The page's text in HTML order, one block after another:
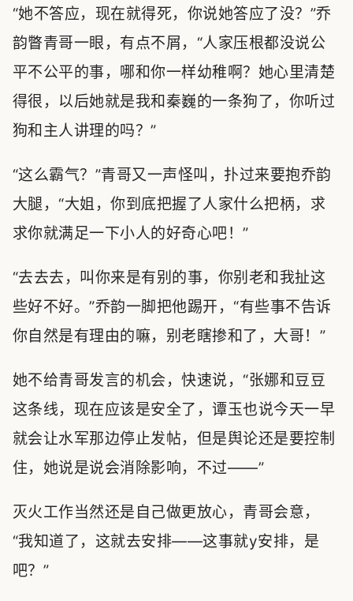
“她不答应，现在就得死，你说她答应了没？”乔
韵瞥青哥一眼，有点不屑，“人家压根都没说公
平不公平的事，哪和你一样幼稚啊？她心里清楚
得很，以后她就是我和秦巍的一条狗了，你听过
狗和主人讲理的吗？”
“这么霸气？”青哥又一声怪叫，扑过来要抱乔韵
大腿，“大姐，你到底把握了人家什么把柄，求
求你就满足一下小人的好奇心吧！”
“去去去，叫你来是有别的事，你别老和我扯这
些好不好。”乔韵一脚把他踢开，“有些事不告诉
你自然是有理由的嘛，别老瞎掺和了，大哥！”
她不给青哥发言的机会，快速说，“张娜和豆豆
这条线，现在应该是安全了，谭玉也说今天一早
就会让水军那边停止发帖，但是舆论还是要控制
住，她说是说会消除影响，不过——”
灭火工作当然还是自己做更放心，青哥会意，
“我知道了，这就去安排——这事就y安排，是
吧？”